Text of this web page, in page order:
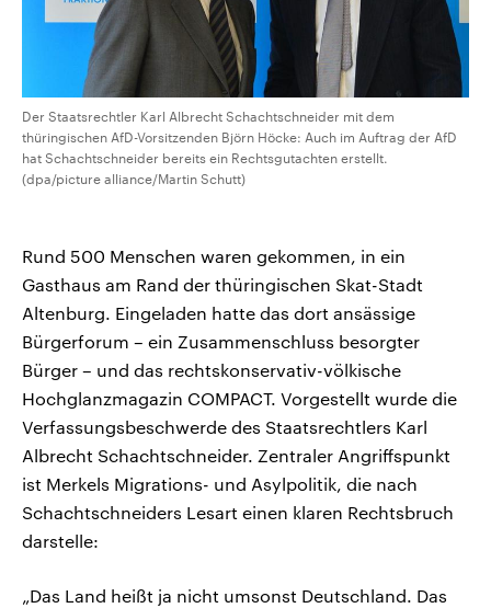
Der Staatsrechtler Karl Albrecht Schachtschneider mit dem
thüringischen AfD-Vorsitzenden Björn Höcke: Auch im Auftrag der AfD
hat Schachtschneider bereits ein Rechtsgutachten erstellt.
(dpa/picture alliance/Martin Schutt)
Rund 500 Menschen waren gekommen, in ein
Gasthaus am Rand der thüringischen Skat-Stadt
Altenburg. Eingeladen hatte das dort ansässige
Bürgerforum – ein Zusammenschluss besorgter
Bürger – und das rechtskonservativ-völkische
Hochglanzmagazin COMPACT. Vorgestellt wurde die
Verfassungsbeschwerde des Staatsrechtlers Karl
Albrecht Schachtschneider. Zentraler Angriffspunkt
ist Merkels Migrations- und Asylpolitik, die nach
Schachtschneiders Lesart einen klaren Rechtsbruch
darstelle:
„Das Land heißt ja nicht umsonst Deutschland. Das